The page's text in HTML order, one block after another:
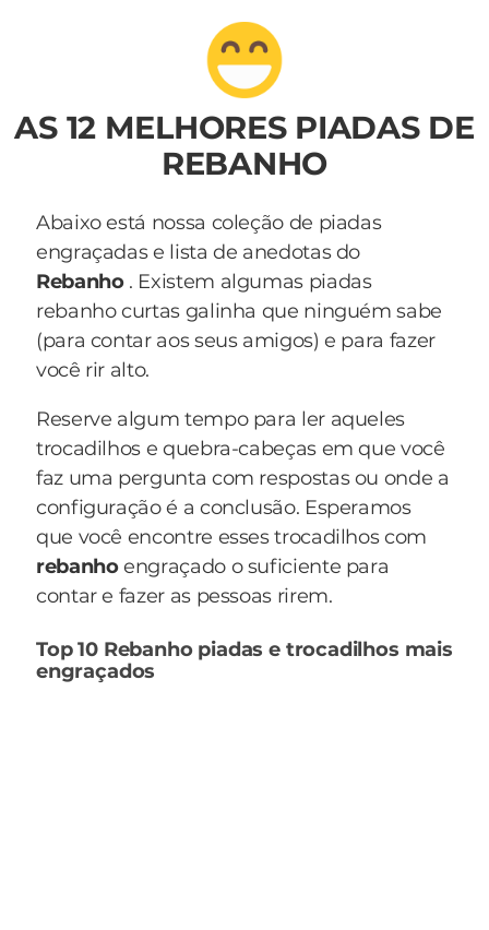
AS 12 MELHORES PIADAS DE
REBANHO
Abaixo está nossa coleção de piadas
engraçadas e lista de anedotas do
Rebanho. Existem algumas piadas
rebanho curtas galinha que ninguém sabe
(para contar aos seus amigos) e para fazer
você rir alto.
Reserve algum tempo para ler aqueles
trocadilhos e quebra-cabeças em que você
faz uma pergunta com respostas ou onde a
configuração é a conclusão. Esperamos
que você encontre esses trocadilhos com
rebanhoengraçado o suficiente para
contar e fazer as pessoas rirem.
Top 10 Rebanho piadas e trocadilhos mais
engraçados